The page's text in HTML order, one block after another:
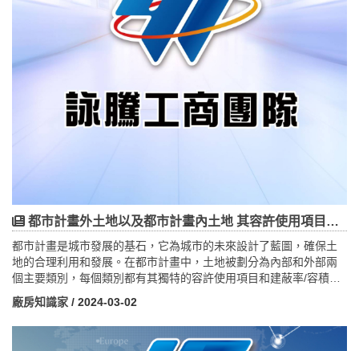
都市計畫外土地以及都市計畫內土地 其容許使用項目、建蔽率/容積率為何?
都市計畫是城市發展的基石，它為城市的未來設計了藍圖，確保土
地的合理利用和發展。在都市計畫中，土地被劃分為內部和外部兩
個主要類別，每個類別都有其獨特的容許使用項目和建蔽率/容積率
限制。在都市計畫外的土地上，容許的使用項目和建蔽率通常受到
較少限制。商業、工業、農業甚至是居住用地的開發可能會受到相
對寬鬆的規定。然而，這些土地的發展仍需遵循一定的法規和環境
保護原則，以確保城市的永續發展。相比之下，在都市計畫內的土
廠房知識家 / 2024-03-02